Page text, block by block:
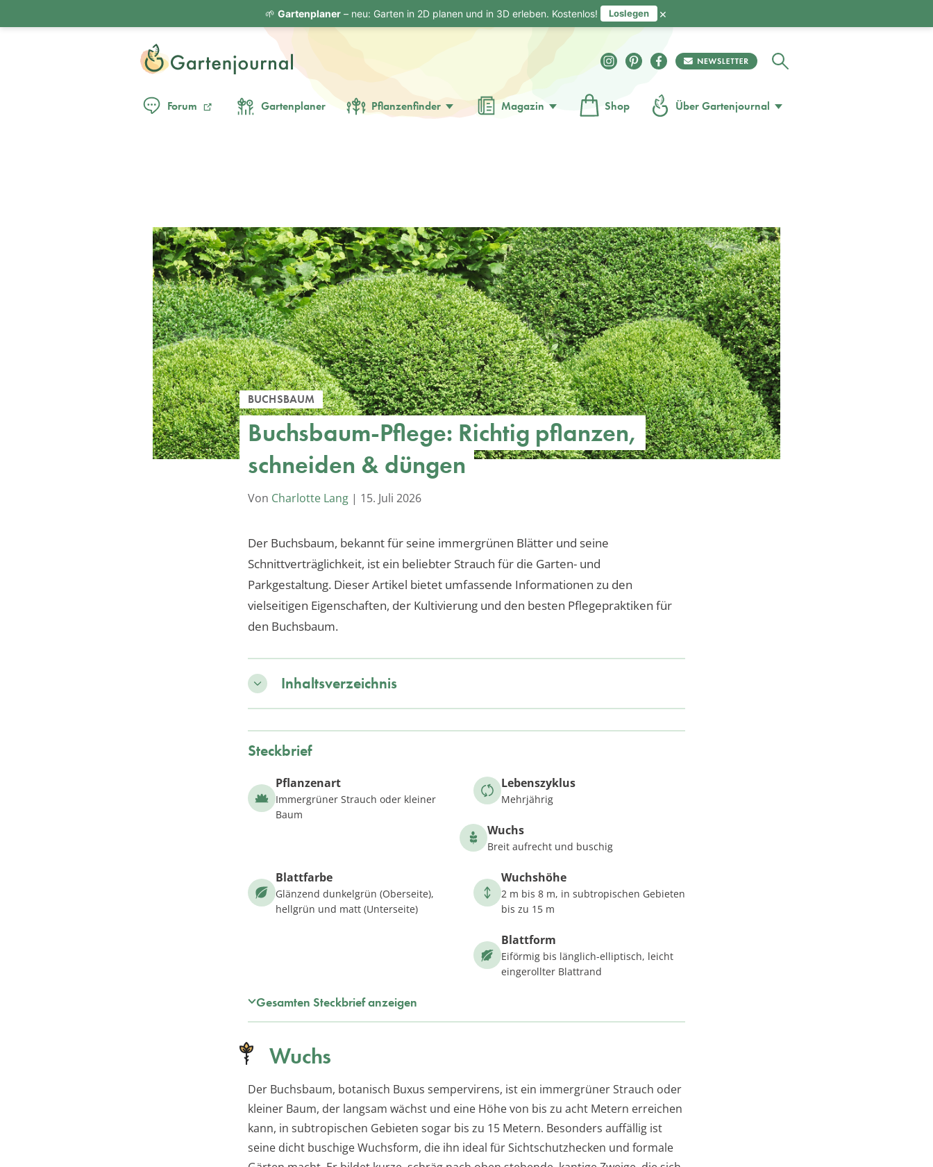
Forum Gartenplaner Pflanzenfinder Magazin Shop Über Gartenjournal
BUCHSBAUM
Buchsbaum-Pflege: Richtig pflanzen,
schneiden & düngen
Von Charlotte Lang | 15. Juli 2026
Der Buchsbaum, bekannt für seine immergrünen Blätter und seine
Schnittverträglichkeit, ist ein beliebter Strauch für die Garten- und
Parkgestaltung. Dieser Artikel bietet umfassende Informationen zu den
vielseitigen Eigenschaften, der Kultivierung und den besten Pflegepraktiken für
den Buchsbaum.
Inhaltsverzeichnis
Steckbrief
Pflanzenart
Immergrüner Strauch oder kleiner
Baum
Lebenszyklus
Mehrjährig
Wuchs
Breit aufrecht und buschig
Wuchshöhe
2 m bis 8 m, in subtropischen Gebieten
bis zu 15 m
Blattfarbe
Glänzend dunkelgrün (Oberseite),
hellgrün und matt (Unterseite)
Blattform
Eiförmig bis länglich-elliptisch, leicht
eingerollter Blattrand
Gesamten Steckbrief anzeigen
Wuchs
Der Buchsbaum, botanisch Buxus sempervirens, ist ein immergrüner Strauch oder
kleiner Baum, der langsam wächst und eine Höhe von bis zu acht Metern erreichen
kann, in subtropischen Gebieten sogar bis zu 15 Metern. Besonders auffällig ist
seine dicht buschige Wuchsform, die ihn ideal für Sichtschutzhecken und formale
🌱 Gartenplaner– neu: Garten in 2D planen und in 3D erleben. Kostenlos! Loslegen ×